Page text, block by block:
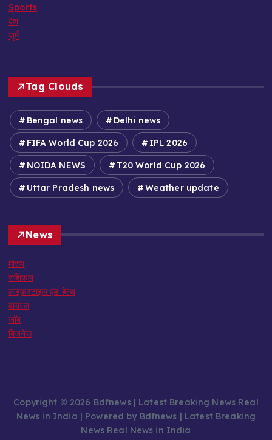
Sports
देश
जुर्म
Tag Clouds
Bengal news Delhi news
FIFA World Cup 2026 IPL 2026
NOIDA NEWS T20 World Cup 2026
Uttar Pradesh news Weather update
News
मौसम
राशिफल
लाइफस्टाइल एंड हेल्थ
वायरल
जॉब
बिजनेस
Copyright © 2026 Bdfnews | Latest Breaking News Real
News in India | Powered by Bdfnews | Latest Breaking
News Real News in India